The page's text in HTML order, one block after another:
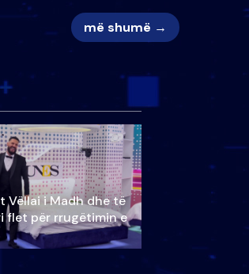
më shumë →
Vëllai i Madh dhe të
flet për rrugëtimin e